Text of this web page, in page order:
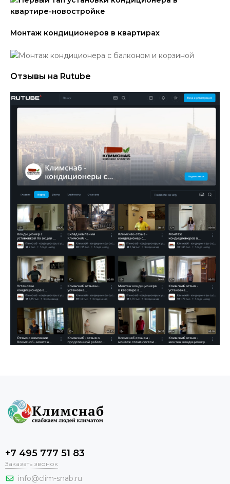
Монтаж кондиционеров в квартирах
Отзывы на Rutube
+7 495 777 51 83
Заказать звонок
info@clim-snab.ru